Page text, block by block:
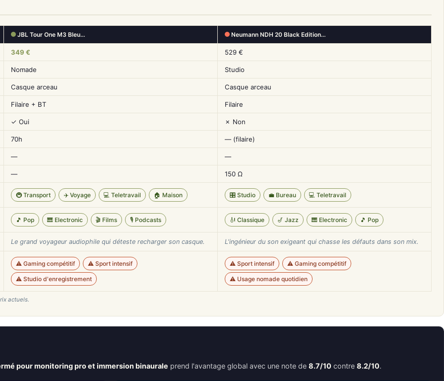
JBL Tour One M3 Bleu… Neumann NDH 20 Black Edition…
349 € 529 €
Nomade Studio
Casque arceau Casque arceau
Filaire + BT Filaire
✓ Oui ✗ Non
70h — (filaire)
— —
— 150 Ω
🚇 Transport ✈️ Voyage 💻 Teletravail 🏠 Maison 🎛️ Studio 💼 Bureau 💻 Teletravail
🎵 Pop 🎹 Electronic 🎬 Films 🎙️ Podcasts 🎻 Classique 🎷 Jazz 🎹 Electronic 🎵 Pop
Le grand voyageur audiophile qui déteste recharger son casque. L'ingénieur du son exigeant qui chasse les défauts dans son mix.
⚠️ Gaming compétitif ⚠️ Sport intensif
⚠️ Studio d'enregistrement
⚠️ Sport intensif ⚠️ Gaming compétitif
⚠️ Usage nomade quotidien
actuels.
pour monitoring pro et immersion binaurale prend l'avantage global avec une note de 8.7/10 contre 8.2/10.